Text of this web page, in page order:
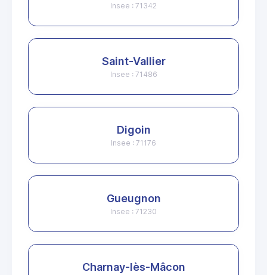
Insee : 71342
Saint-Vallier
Insee : 71486
Digoin
Insee : 71176
Gueugnon
Insee : 71230
Charnay-lès-Mâcon